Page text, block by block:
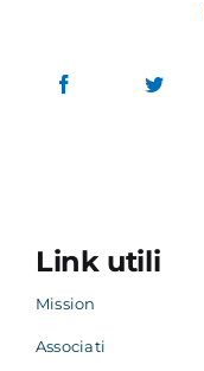
Link utili
Mission
Associati